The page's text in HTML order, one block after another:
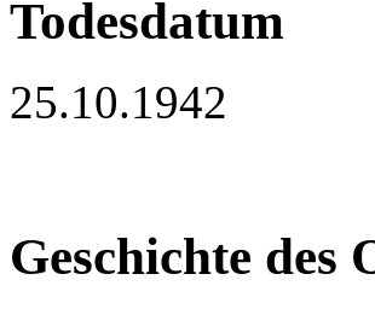
Todesdatum
25.10.1942
Geschichte des